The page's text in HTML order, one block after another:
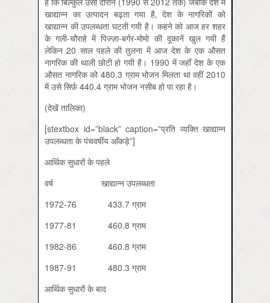
खाद्यान्न का उत्पादन बढ़ता गया है, देश के नागरिकों को
खाद्यान्न की उपलब्धता घटती गयी है। कहने को आज हर शहर
के गली-चौराहे में पिज्ज़ा-बर्गर-मोमो की दूकानें खुल गयी हैं
लेकिन 20 साल पहले की तुलना में आज देश के एक औसत
नागरिक की थाली छोटी हो गयी है। 1990 में जहाँ देश के एक
औसत नागरिक को 480.3 ग्राम भोजन मिलता था वहीं 2010
में उसे सिर्फ़ 440.4 ग्राम भोजन नसीब हो पा रहा है।
(देखें तालिका)
[stextbox id=”black” caption=”प्रति व्यक्ति खाद्यान्न
उपलब्धता के पंचवर्षीय आँकड़े”]
आर्थिक सुधारों के पहले
वर्ष खाद्यान्न उपलब्धता
1972-76 433.7 ग्राम
1977-81 460.8 ग्राम
1982-86 460.8 ग्राम
1987-91 480.3 ग्राम
आर्थिक सुधारों के बाद